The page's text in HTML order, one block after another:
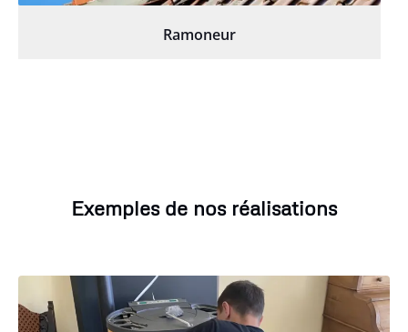
Ramoneur
Exemples de nos réalisations